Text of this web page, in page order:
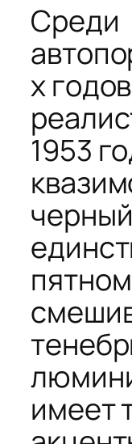
Среди
х
1953
имеет